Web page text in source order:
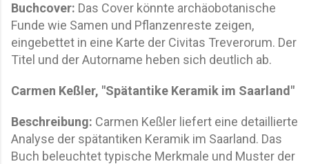
Buchcover: Das Cover könnte archäobotanische
Funde wie Samen und Pflanzenreste zeigen,
eingebettet in eine Karte der Civitas Treverorum. Der
Titel und der Autorname heben sich deutlich ab.
Carmen Keßler, "Spätantike Keramik im Saarland"
Beschreibung: Carmen Keßler liefert eine detaillierte
Analyse der spätantiken Keramik im Saarland. Das
Buch beleuchtet typische Merkmale und Muster der